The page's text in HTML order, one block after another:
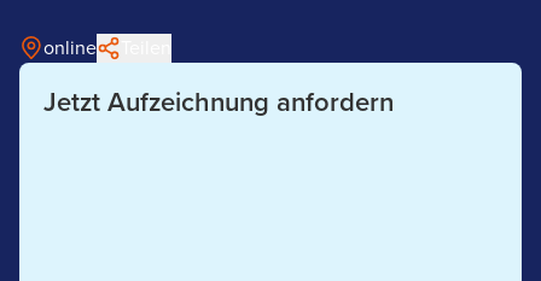
online
Jetzt Aufzeichnung anfordern